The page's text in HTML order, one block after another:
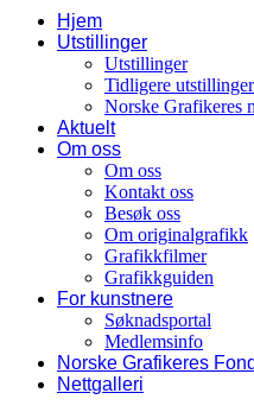
Hjem
Utstillinger
Utstillinger
Tidligere utstillinger
Norske Grafikeres
Aktuelt
Om oss
Om oss
Kontakt oss
Besøk oss
Om originalgrafikk
Grafikkfilmer
Grafikkguiden
For kunstnere
Søknadsportal
Medlemsinfo
Norske Grafikeres Fond
Nettgalleri